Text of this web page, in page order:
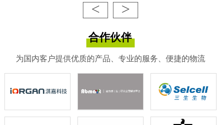
< >
合作伙伴
为国内客户提供优质的产品、专业的服务、便捷的物流